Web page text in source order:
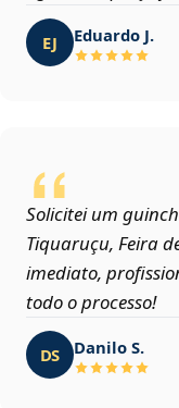
EJ Eduardo J.
Solicitei um
Tiquaruçu, Feira
imediato,
todo o processo!
DS Danilo S.